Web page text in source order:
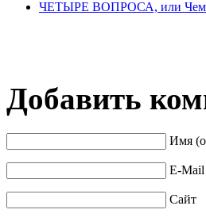
ЧЕТЫРЕ ВОПРОСА, или Чем
Добавить
Имя
E-Mail
Сайт